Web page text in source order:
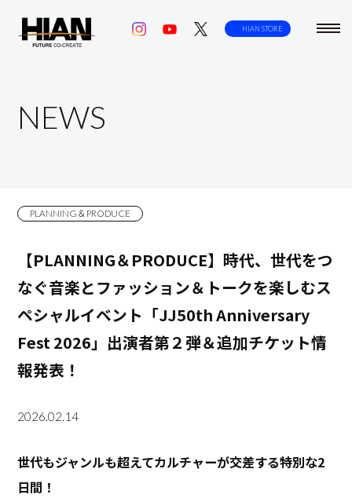
HIAN STORE
NEWS
PLANNING＆PRODUCE
【PLANNING＆PRODUCE】時代、世代をつ
なぐ音楽とファッション＆トークを楽しむス
ペシャルイベント「JJ50th Anniversary
Fest 2026」出演者第２弾＆追加チケット情
報発表！
2026.02.14
世代もジャンルも超えてカルチャーが交差する特別な2
日間！